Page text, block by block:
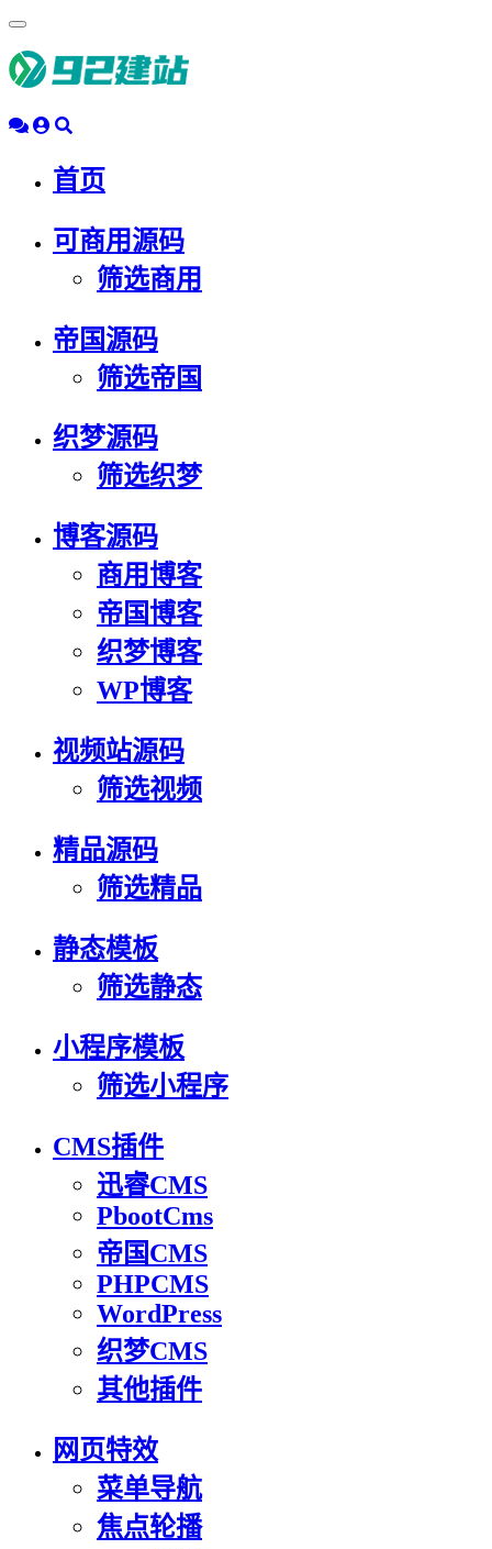
动
导
首页
可商用源码
筛选商用
帝国源码
筛选帝国
织梦源码
筛选织梦
博客源码
商用博客
帝国博客
织梦博客
WP博客
视频站源码
筛选视频
精品源码
筛选精品
静态模板
筛选静态
小程序模板
筛选小程序
CMS插件
迅睿CMS
PbootCms
帝国CMS
PHPCMS
WordPress
织梦CMS
其他插件
网页特效
菜单导航
焦点轮播